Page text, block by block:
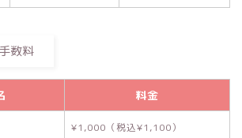
数料
料金
¥1,000（税込¥1,100）